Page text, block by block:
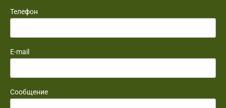
Телефон
E-mail
Сообщение